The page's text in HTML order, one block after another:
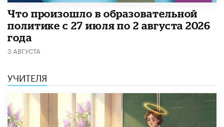
​Что произошло в образовательной
политике с 27 июля по 2 августа 2026
года
3 АВГУСТА
УЧИТЕЛЯ